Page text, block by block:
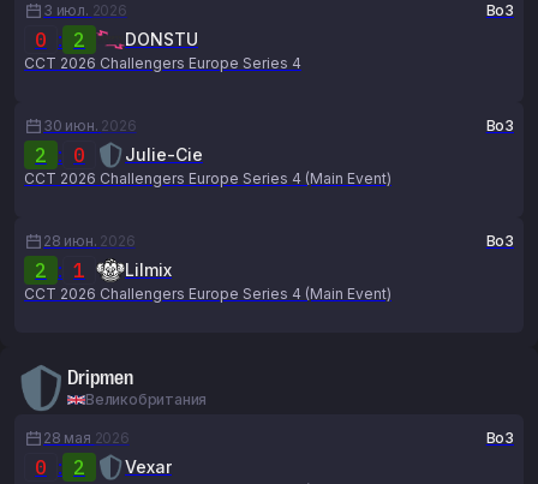
3 июл. 2026 Bo3
0 : 2 DONSTU
CCT 2026 Challengers Europe Series 4
30 июн. 2026 Bo3
2 : 0 Julie-Cie
CCT 2026 Challengers Europe Series 4 (Main Event)
28 июн. 2026 Bo3
2 : 1 Lilmix
CCT 2026 Challengers Europe Series 4 (Main Event)
Dripmen
Великобритания
28 мая 2026 Bo3
0 : 2 Vexar